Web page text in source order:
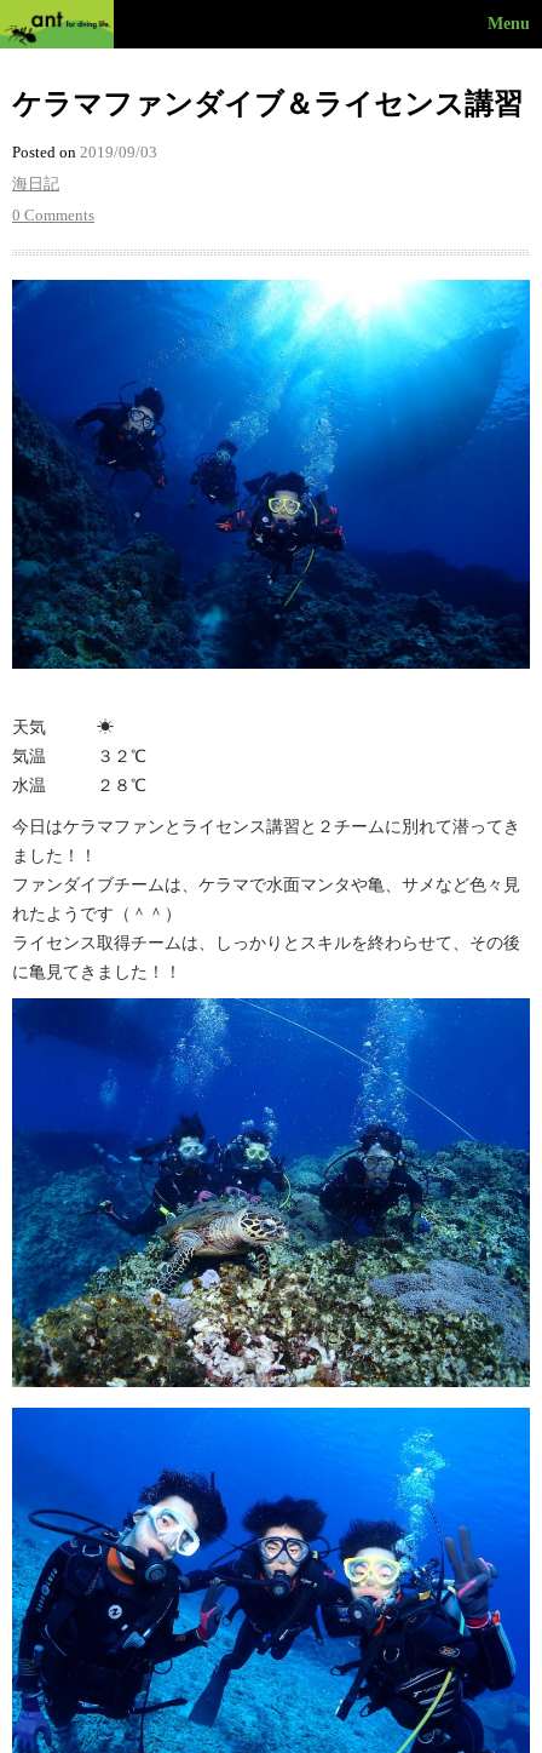
Menu
ケラマファンダイブ＆ライセンス講習
Posted on 2019/09/03
海日記
0 Comments
天気 ☀︎
気温 ３２℃
水温 ２８℃
今日はケラマファンとライセンス講習と２チームに別れて潜ってき
ました！！
ファンダイブチームは、ケラマで水面マンタや亀、サメなど色々見
れたようです（＾＾）
ライセンス取得チームは、しっかりとスキルを終わらせて、その後
に亀見てきました！！